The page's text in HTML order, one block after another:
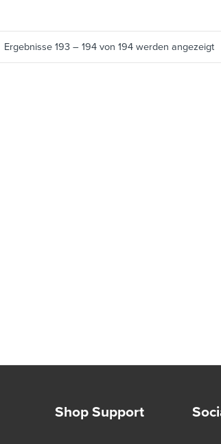
Ergebnisse 193 – 194 von 194 werden angezeigt
Shop Support